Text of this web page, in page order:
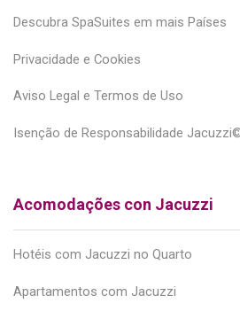
Descubra SpaSuites em mais Países
Privacidade e Cookies
Aviso Legal e Termos de Uso
Isenção de Responsabilidade
Acomodações con Jacuzzi
Hotéis com Jacuzzi no Quarto
Apartamentos com Jacuzzi